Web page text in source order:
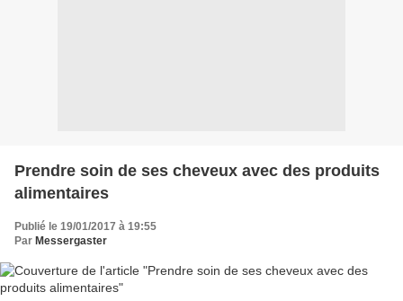
Prendre soin de ses cheveux avec des produits
alimentaires
Publié le 19/01/2017 à 19:55
Par Messergaster